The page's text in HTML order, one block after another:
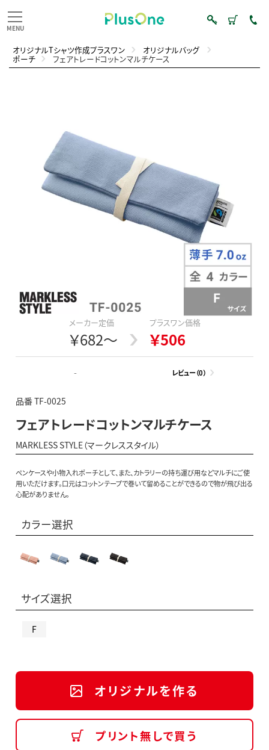
オリジナルTシャツ作成プラスワン オリジナルバッグ
ポーチ フェアトレードコットンマルチケース
メーカー定価
￥682～
プラスワン価格
￥506
- レビュー（0）
品番 TF-0025
フェアトレードコットンマルチケース
MARKLESS STYLE（マークレススタイル）
ペンケースや小物入れポーチとして、また、カトラリーの持ち運び用などマルチにご使
用いただけます。口元はコットンテープで巻いて留めることができるので物が飛び出る
心配がありません。
カラー選択
サイズ選択
F
オリジナルを作る
プリント無しで買う